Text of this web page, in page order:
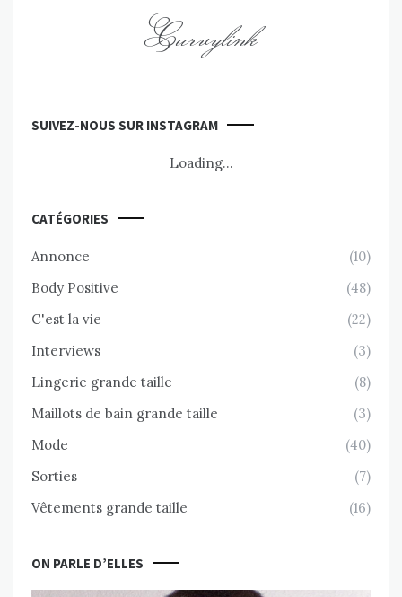
Curvylink
SUIVEZ-NOUS SUR INSTAGRAM
Loading...
CATÉGORIES
Annonce
(10)
Body Positive
(48)
C'est la vie
(22)
Interviews
(3)
Lingerie grande taille
(8)
Maillots de bain grande taille
(3)
Mode
(40)
Sorties
(7)
Vêtements grande taille
(16)
ON PARLE D’ELLES